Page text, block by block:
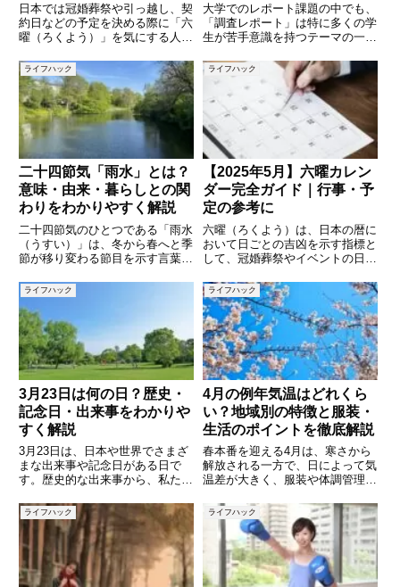
日本では冠婚葬祭や引っ越し、契
約日などの予定を決める際に「六
曜（ろくよう）」を気にする人が
滅」などの吉凶は、日取りを決め
る上で重要な指標とされてきまし
た。この記事では、2025年6月の
六曜カレンダーを詳しく紹介
大学でのレポート課題の中でも、
「調査レポート」は特に多くの学
生が苦手意識を持つテーマの一つ
ない、構成の仕方が分からない、
どこまで調べれば十分なのか……
と悩んでいませんか？この記事で
は、調査レポートの基本的な構成
ライフハック
二十四節気「雨水」とは？
意味・由来・暮らしとの関
わりをわかりやすく解説
二十四節気のひとつである「雨水
（うすい）」は、冬から春へと季
節が移り変わる節目を示す言葉で
始める頃とされ、昔から農作業の
準備を始める目安として大切にさ
れてきました。しかし、現代では
「雨水」という言葉を聞いても、
ライフハック
【2025年5月】六曜カレン
ダー完全ガイド｜行事・予
定の参考に
六曜（ろくよう）は、日本の暦に
おいて日ごとの吉凶を示す指標と
して、冠婚葬祭やイベントの日取
に活用されています。本記事で
は、2025年5月の六曜カレンダー
を日別に紹介しつつ、六曜の意味
や活用の仕方、注意点などをわ
ライフハック
3月23日は何の日？歴史・
記念日・出来事をわかりや
すく解説
3月23日は、日本や世界でさまざ
まな出来事や記念日がある日で
す。歴史的な出来事から、私たち
くの意味を持つ日として知られて
います。例えば、世界気象デーと
して気象の重要性を考える日であ
り、日本では放送記念日としてテ
ライフハック
4月の例年気温はどれくら
い？地域別の特徴と服装・
生活のポイントを徹底解説
春本番を迎える4月は、寒さから
解放される一方で、日によって気
温差が大きく、服装や体調管理に
や新生活のスタートとともに、気
温の変化を正しく理解しておくこ
とは、快適な毎日を過ごすために
とても重要です。本記事では、4
ライフハック ライフハック